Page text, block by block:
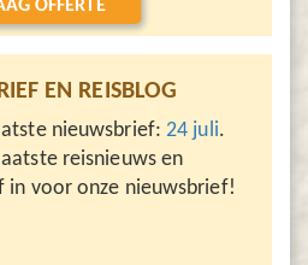
OFFERTE
EN REISBLOG
nieuwsbrief:24 juli.
reisnieuws en
in voor onze nieuwsbrief!